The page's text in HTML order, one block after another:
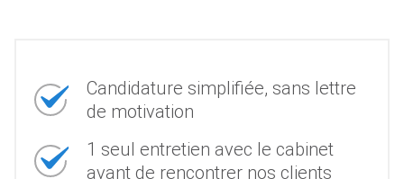
Candidature simplifiée, sans lettre
de motivation
1 seul entretien avec le cabinet
avant de rencontrer nos clients